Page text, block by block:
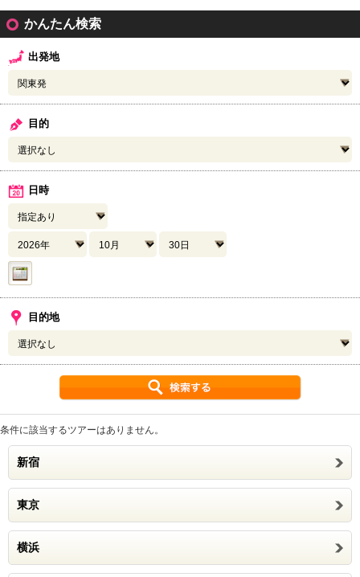
かんたん検索
出発地
目的
日時
目的地
条件に該当するツアーはありません。
新宿
東京
横浜